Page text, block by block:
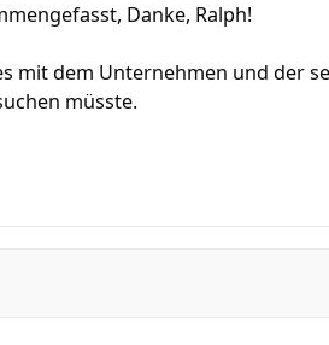
Danke, Ralph!
mit dem Unternehmen und der
müsste.